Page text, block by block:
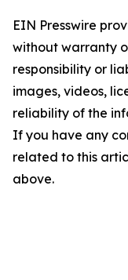
EIN Presswire
without warranty
responsibility or
images, videos,
reliability of the
If you have any
related to this
above.